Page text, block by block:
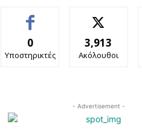
0
Υποστηρικτές
3,913
Ακόλουθοι
- Advertisement -